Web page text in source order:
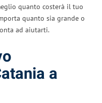
quanto costerà il tuo
quanto sia grande o
ad aiutarti.
a